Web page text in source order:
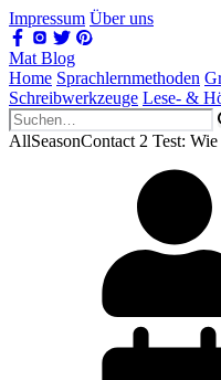
Impressum Über uns
Mat Blog
Home Sprachlernmethoden
Schreibwerkzeuge Lese- &
AllSeasonContact 2 Test: